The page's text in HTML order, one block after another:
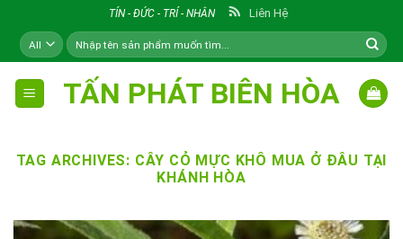
content
TÍN - ĐỨC - TRÍ - NHÂN Liên Hệ
Tìm
kiếm:
TẤN PHÁT BIÊN HÒA
TAG ARCHIVES: CÂY CỎ MỰC KHÔ MUA Ở ĐÂU TẠI
KHÁNH HÒA